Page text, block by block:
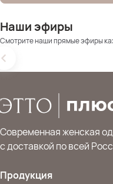
Наши эфиры
Смотрите наши прямые эфиры
Современная женская
с доставкой по всей
Продукция